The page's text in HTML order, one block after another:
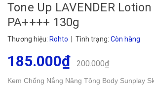
Tone Up LAVENDER Lotion
PA++++ 130g
Thương hiệu: Rohto | Tình trạng: Còn hàng
185.000₫ 200.000₫
Kem Chống Nắng Nâng Tông Body Sunplay